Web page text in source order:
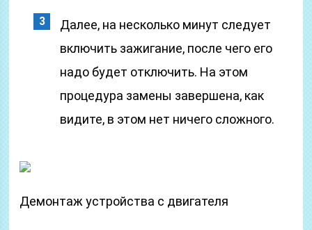
Далее, на несколько минут следует
включить зажигание, после чего его
надо будет отключить. На этом
процедура замены завершена, как
видите, в этом нет ничего сложного.
Демонтаж устройства с двигателя